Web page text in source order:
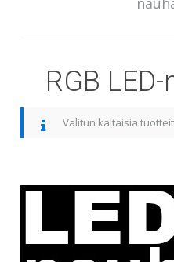
RGB
Valitun kaltaisia